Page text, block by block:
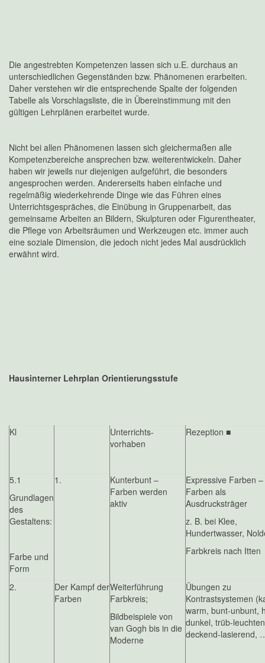
Die angestrebten Kompetenzen lassen sich u.E. durchaus an
unterschiedlichen Gegenständen bzw. Phänomenen erarbeiten.
Daher verstehen wir die entsprechende Spalte der folgenden
Tabelle als Vorschlagsliste, die in Übereinstimmung mit den
gültigen Lehrplänen erarbeitet wurde.
Nicht bei allen Phänomenen lassen sich gleichermaßen alle
Kompetenzbereiche ansprechen bzw. weiterentwickeln. Daher
haben wir jeweils nur diejenigen aufgeführt, die besonders
angesprochen werden. Andererseits haben einfache und
regelmäßig wiederkehrende Dinge wie das Führen eines
Unterrichtsgespräches, die Einübung in Gruppenarbeit, das
gemeinsame Arbeiten an Bildern, Skulpturen oder Figurentheater,
die Pflege von Arbeitsräumen und Werkzeugen etc. immer auch
eine soziale Dimension, die jedoch nicht jedes Mal ausdrücklich
erwähnt wird.
Hausinterner Lehrplan Orientierungsstufe
Kl
Unterrichts-
vorhaben
Rezeption ■
5.1
Grundlagen
des
Gestaltens:
Farbe und
Form
1.
Kunterbunt –
Farben werden
aktiv
Expressive Farben –
Farben als
Ausdrucksträger
z. B. bei Klee,
Hundertwasser,
Farbkreis nach Itten
2.
Der Kampf der
Farben
Weiterführung
Farbkreis;
Bildbeispiele von
van Gogh bis in die
Moderne
Übungen zu
Kontrastsystemen
warm, bunt-unbunt,
dunkel, trüb-
deckend-lasierend,